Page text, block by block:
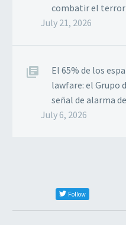
combatir el
July 21, 2026
El 65% de los
lawfare: el Grupo
señal de alarma
July 6, 2026
Follow